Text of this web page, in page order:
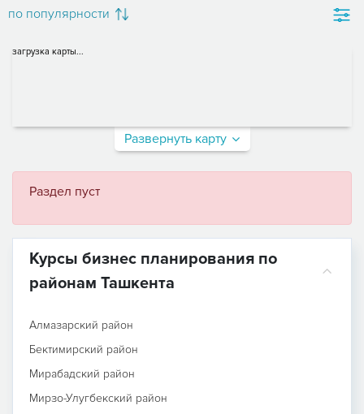
по популярности
загрузка карты...
Развернуть карту
Раздел пуст
Курсы бизнес планирования по
районам Ташкента
Алмазарский район
Бектимирский район
Мирабадский район
Мирзо-Улугбекский район